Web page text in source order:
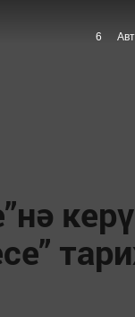
5